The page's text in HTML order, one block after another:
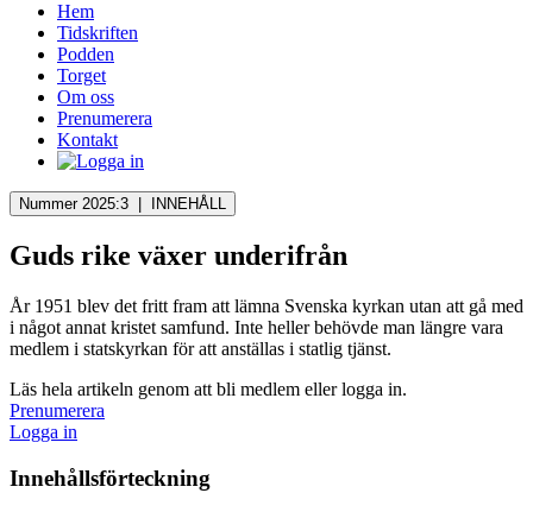
Hem
Tidskriften
Podden
Torget
Om oss
Prenumerera
Kontakt
Nummer 2025:3 | INNEHÅLL
Guds rike växer underifrån
År 1951 blev det fritt fram att lämna Svenska kyrkan utan att gå med
i något annat kristet samfund. Inte heller behövde man längre vara
medlem i statskyrkan för att anställas i statlig tjänst.
Läs hela artikeln genom att bli medlem eller logga in.
Prenumerera
Logga in
Innehållsförteckning